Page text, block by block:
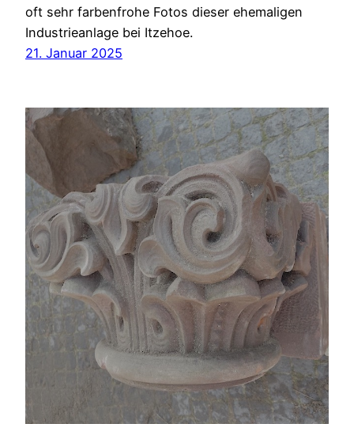
oft sehr farbenfrohe Fotos dieser ehemaligen
Industrieanlage bei Itzehoe.
21. Januar 2025